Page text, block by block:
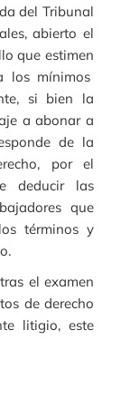
del Tribunal
abierto el
que estimen
los mínimos
si bien la
a abonar a
de la
por el
deducir las
que
términos y
el examen
de derecho
litigio, este